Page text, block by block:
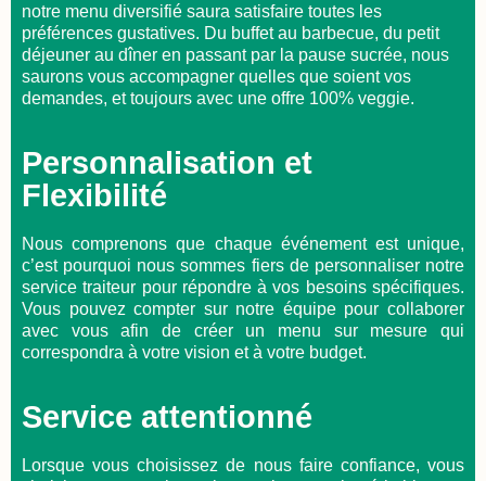
notre menu diversifié saura satisfaire toutes les
préférences gustatives. Du buffet au barbecue, du petit
déjeuner au dîner en passant par la pause sucrée, nous
saurons vous accompagner quelles que soient vos
demandes, et toujours avec une offre 100% veggie.
Personnalisation et
Flexibilité
Nous comprenons que chaque événement est unique,
c’est pourquoi nous sommes fiers de personnaliser notre
service traiteur pour répondre à vos besoins spécifiques.
Vous pouvez compter sur notre équipe pour collaborer
avec vous afin de créer un menu sur mesure qui
correspondra à votre vision et à votre budget.
Service attentionné
Lorsque vous choisissez de nous faire confiance, vous